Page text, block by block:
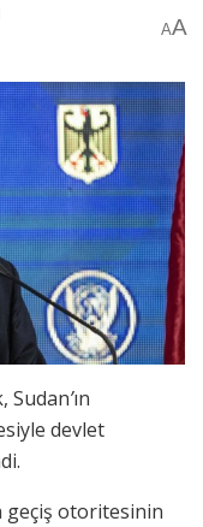
AA
Sudan’ın
devlet
geçiş otoritesinin